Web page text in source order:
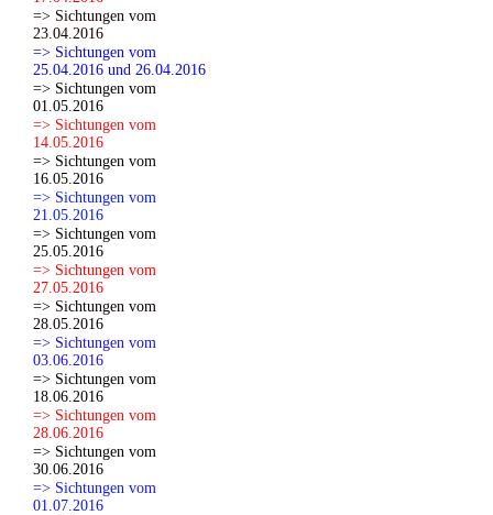
=> Sichtungen vom
23.04.2016
=> Sichtungen vom
25.04.2016 und 26.04.2016
=> Sichtungen vom
01.05.2016
=> Sichtungen vom
14.05.2016
=> Sichtungen vom
16.05.2016
=> Sichtungen vom
21.05.2016
=> Sichtungen vom
25.05.2016
=> Sichtungen vom
27.05.2016
=> Sichtungen vom
28.05.2016
=> Sichtungen vom
03.06.2016
=> Sichtungen vom
18.06.2016
=> Sichtungen vom
28.06.2016
=> Sichtungen vom
30.06.2016
=> Sichtungen vom
01.07.2016